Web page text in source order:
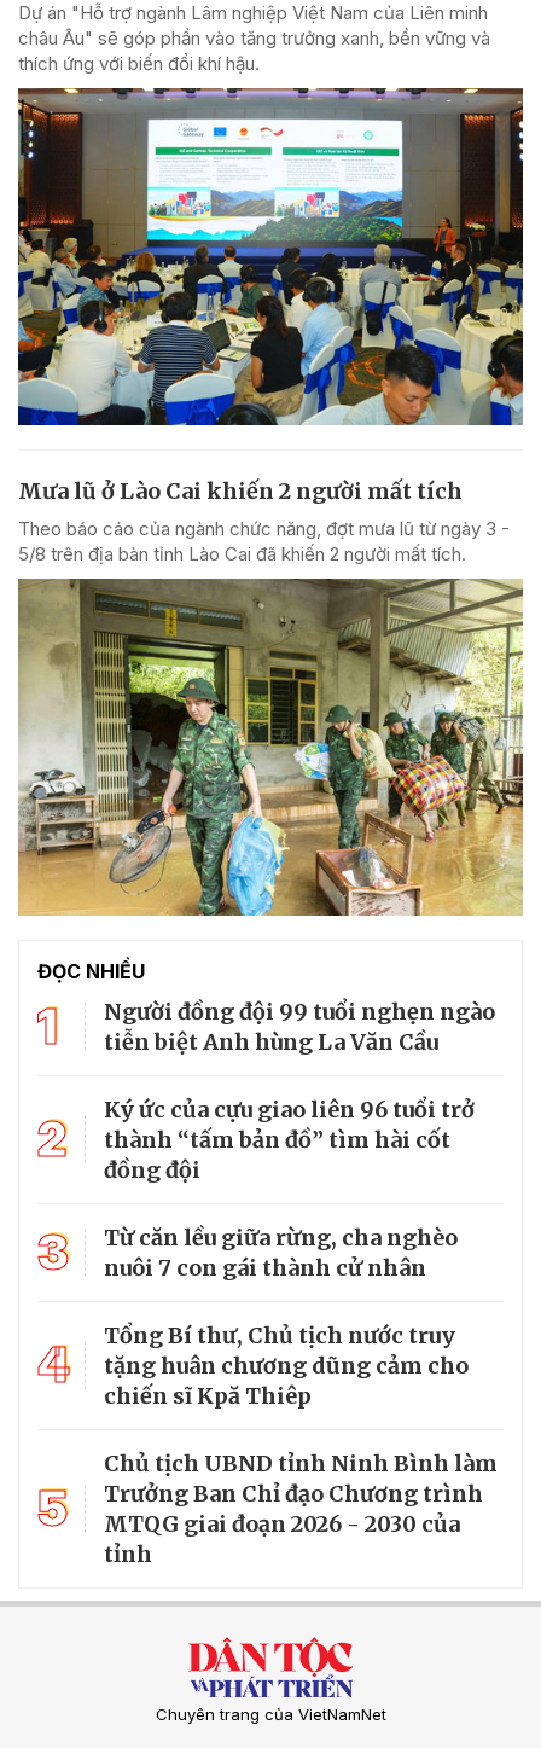
Dự án "Hỗ trợ ngành Lâm nghiệp Việt Nam của Liên minh
châu Âu" sẽ góp phần vào tăng trưởng xanh, bền vững và
thích ứng với biến đổi khí hậu.
Mưa lũ ở Lào Cai khiến 2 người mất tích
Theo báo cáo của ngành chức năng, đợt mưa lũ từ ngày 3 -
5/8 trên địa bàn tỉnh Lào Cai đã khiến 2 người mất tích.
ĐỌC NHIỀU
1
Người đồng đội 99 tuổi nghẹn ngào
tiễn biệt Anh hùng La Văn Cầu
2
Ký ức của cựu giao liên 96 tuổi trở
thành “tấm bản đồ” tìm hài cốt
đồng đội
3
Từ căn lều giữa rừng, cha nghèo
nuôi 7 con gái thành cử nhân
4
Tổng Bí thư, Chủ tịch nước truy
tặng huân chương dũng cảm cho
chiến sĩ Kpă Thiêp
5
Chủ tịch UBND tỉnh Ninh Bình làm
Trưởng Ban Chỉ đạo Chương trình
MTQG giai đoạn 2026 - 2030 của
tỉnh
Chuyên trang của VietNamNet